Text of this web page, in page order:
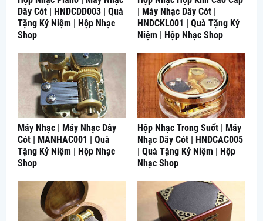
Dây Cót | HNDCDD003 | Quà
Tặng Kỷ Niệm | Hộp Nhạc
Shop
| Máy Nhạc Dây Cót |
HNDCKL001 | Quà Tặng Kỷ
Niệm | Hộp Nhạc Shop
Máy Nhạc | Máy Nhạc Dây
Cót | MANHAC001 | Quà
Tặng Kỷ Niệm | Hộp Nhạc
Shop
Hộp Nhạc Trong Suốt | Máy
Nhạc Dây Cót | HNDCAC005
| Quà Tặng Kỷ Niệm | Hộp
Nhạc Shop